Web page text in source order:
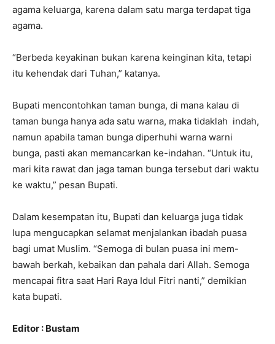
agama keluarga, karena dalam satu marga terdapat tiga
agama.
“Berbeda keyakinan bukan karena keinginan kita, tetapi
itu kehendak dari Tuhan,” katanya.
Bupati mencontohkan taman bunga, di mana kalau di
taman bunga hanya ada satu warna, maka tidaklah indah,
namun apabila taman bunga diperhuhi warna warni
bunga, pasti akan memancarkan ke-indahan. “Untuk itu,
mari kita rawat dan jaga taman bunga tersebut dari waktu
ke waktu,” pesan Bupati.
Dalam kesempatan itu, Bupati dan keluarga juga tidak
lupa mengucapkan selamat menjalankan ibadah puasa
bagi umat Muslim. “Semoga di bulan puasa ini mem-
bawah berkah, kebaikan dan pahala dari Allah. Semoga
mencapai fitra saat Hari Raya Idul Fitri nanti,” demikian
kata bupati.
Editor : Bustam